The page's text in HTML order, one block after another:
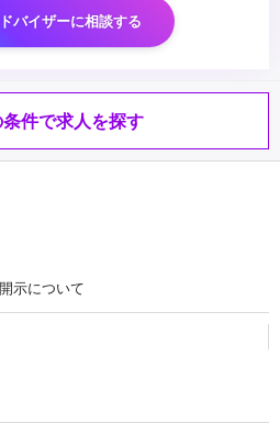
バイザーに相談する
件で求人を探す
示について